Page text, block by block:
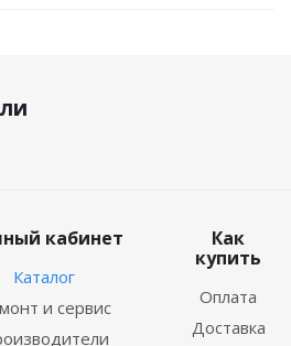
кабинет
Каталог
и сервис
Как
купить
Оплата
Доставка